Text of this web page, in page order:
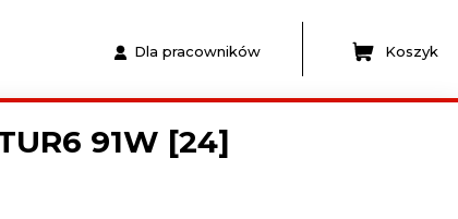
Dla pracowników Koszyk
91W [24]